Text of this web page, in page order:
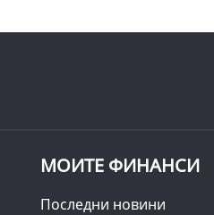
МОИТЕ ФИНАНСИ
Последни новини